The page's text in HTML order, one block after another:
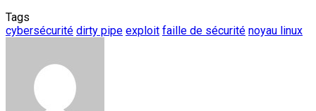
Tags
cybersécurité dirty pipe exploit faille de sécurité noyau linux